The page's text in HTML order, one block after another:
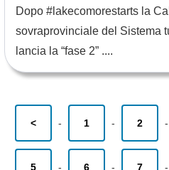
Dopo #lakecomorestarts la
sovraprovinciale del Sistema
lancia la “fase 2” ....
< - 1 - 2 -
5 - 6 - 7 -